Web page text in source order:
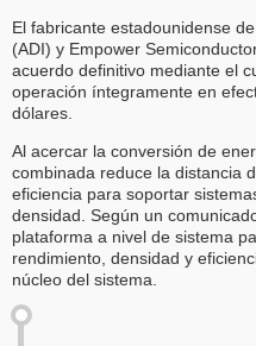
El fabricante estadounidense
(ADI) y Empower
acuerdo definitivo mediante el
operación íntegramente en
dólares.
Al acercar la conversión de
combinada reduce la distancia
eficiencia para soportar
densidad. Según un
plataforma a nivel de sistema
rendimiento, densidad y
núcleo del sistema.